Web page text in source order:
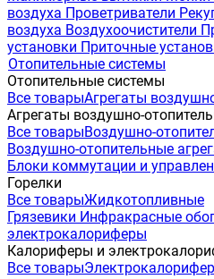
воздуха Проветриватели
воздуха Воздухоочистители
установки Приточные
Отопительные системы
Отопительные системы
Все товарыАгрегаты
Агрегаты воздушно-
Все товарыВоздушно-
Воздушно-отопительные
Блоки коммутации и
Горелки
Все товарыЖидкотопливные
Грязевики Инфракрасные
электрокалориферы
Калориферы и
Все товары